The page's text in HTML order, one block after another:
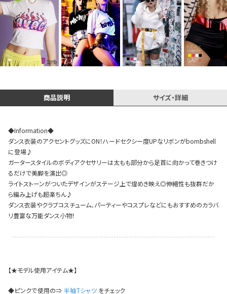
イベント一覧
商品説明 サイズ・詳細
◆Information◆
ダンス衣装のアクセントグッズにON！ハードセクシー度UPなリボンがbombshell
に登場♪
ガータースタイルのボディアクセサリーは太もも部分から足首に向かって巻きつけ
るだけで美脚を演出◎
ライトストーンがついたデザインがステージ上で煌めき映え◎伸縮性も抜群だか
ら編み上げも超楽ちん♪
ダンス衣装やクラブコスチューム、パーティーやコスプレなどにもおすすめのカラバ
リ豊富な万能ダンス小物！
【★モデル使用アイテム★】
◆ピンクで使用の⇒半袖Tシャツをチェック